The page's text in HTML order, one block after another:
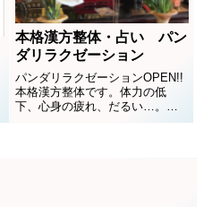
本格漢方整体・占い パン
ダリラクゼーション
パンダリラクゼーションOPEN!!
本格漢方整体です。体力の低
下、心身の疲れ、だるい…。キ